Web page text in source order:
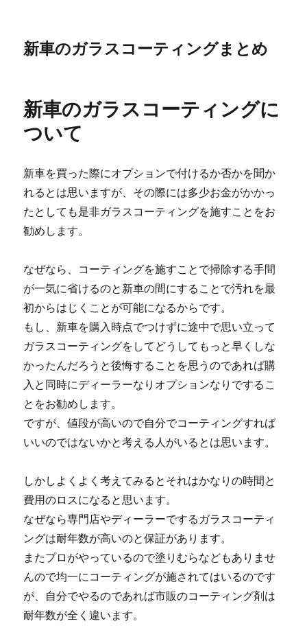
新車のガラスコーティングまとめ
新車のガラスコーティングに
ついて
新車を買った際にオプションで付けるか否かを聞か
れるとは思いますが、その際には多少お金がかかっ
たとしても是非ガラスコーティングを施すことをお
勧めします。
なぜなら、コーティングを施すことで掃除する手間
が一気に省けるのと新車の間にすることで汚れを最
初からはじくことが可能になるからです。
もし、新車を購入時点でつけずに途中で思い立って
ガラスコーティングをしてどうしてもっと早くしな
かったんだろうと後悔することを思うのであれば購
入と同時にディーラーなりオプションなりでするこ
とをお勧めします。
ですが、値段が高いので自分でコーティングすれば
いいのではないかと考える人がいるとは思います。
しかしよくよく考えてみるとそれはかなりの時間と
費用のロスになると思います。
なぜなら専門店やディーラーでするガラスコーティ
ングは耐年数が高いのと保証があります。
またプロがやっているので塗りむらなどもありませ
んので均一にコーティングが施されてはいるのです
が、自分でやるのであれば市販のコーティング剤は
耐年数が全く違います。